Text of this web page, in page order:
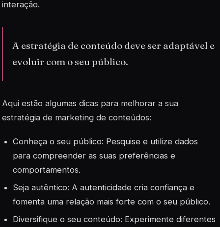
interação.
A estratégia de conteúdo deve ser adaptável e
evoluir com o seu público.
Aqui estão algumas dicas para melhorar a sua
estratégia de marketing de conteúdos:
Conheça o seu público: Pesquise e utilize dados
para compreender as suas preferências e
comportamentos.
Seja autêntico: A autenticidade cria confiança e
fomenta uma relação mais forte com o seu público.
Diversifique o seu conteúdo: Experimente diferentes